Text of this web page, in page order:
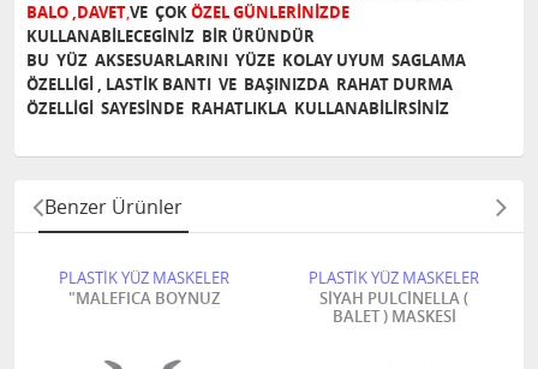
BALO ,DAVET,VE ÇOKÖZEL GÜNLERİNİZDE
KULLANABİLECEGİNİZ BİR ÜRÜNDÜR
BU YÜZ AKSESUARLARINI YÜZE KOLAY UYUM SAGLAMA
ÖZELLİGİ , LASTİK BANTI VE BAŞINIZDA RAHAT DURMA
ÖZELLİGİ SAYESİNDE RAHATLIKLA KULLANABİLİRSİNİZ
Benzer Ürünler
PLASTİK YÜZ MASKELER
"MALEFICA BOYNUZ
PLASTİK YÜZ MASKELER
SİYAH PULCİNELLA (
BALET ) MASKESİ